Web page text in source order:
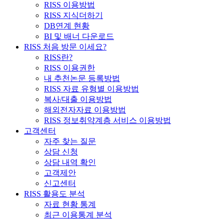
RISS 이용방법
RISS 지식더하기
DB연계 현황
BI 및 배너 다운로드
RISS 처음 방문 이세요?
RISS란?
RISS 이용권한
내 추천논문 등록방법
RISS 자료 유형별 이용방법
복사/대출 이용방법
해외전자자료 이용방법
RISS 정보취약계층 서비스 이용방법
고객센터
자주 찾는 질문
상담 신청
상담 내역 확인
고객제안
신고센터
RISS 활용도 분석
자료 현황 통계
최근 이용통계 분석